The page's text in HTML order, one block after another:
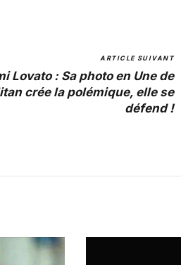
ARTICLE SUIVANT
Lovato : Sa photo en Une de
crée la polémique, elle se
défend !